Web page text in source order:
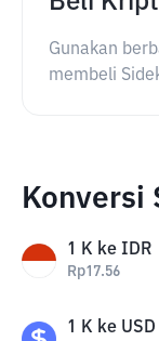
Gunakan
membeli
Konversi
1 K ke IDR
Rp17.56
1 K ke USD